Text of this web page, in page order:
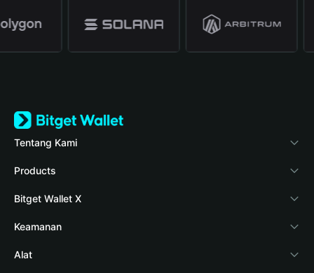
Tentang Kami
Bitget Wallet
Blog
Verifikasi keaslian
Berita kripto
Products
Crypto Card
Stablecoin Earn
Payfi Crypto
Bitget Wallet X
Pengembang
Hubungkan dompet
Keamanan
Dana perlindungan
Alat